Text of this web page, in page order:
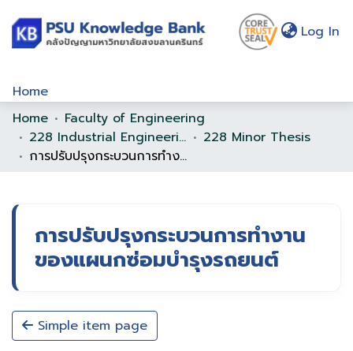
Log In
Home
Communities & Collections
Browse
About Us
Help
Home
Faculty of Engineering
228 Industrial Engineering
228 Minor Thesis
การปรับปรุงกระบวนการทำงานของแผนกซ่อมบำรุงรถยนต์
การปรับปรุงกระบวนการทำงาน
ของแผนกซ่อมบำรุงรถยนต์
Simple item page